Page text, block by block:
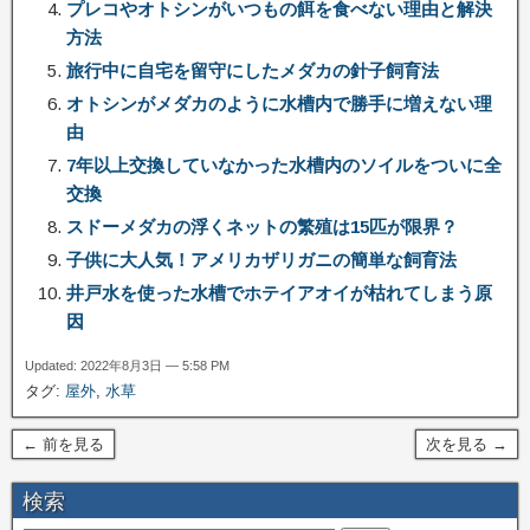
プレコやオトシンがいつもの餌を食べない理由と解決
方法
旅行中に自宅を留守にしたメダカの針子飼育法
オトシンがメダカのように水槽内で勝手に増えない理
由
7年以上交換していなかった水槽内のソイルをついに全
交換
スドーメダカの浮くネットの繁殖は15匹が限界？
子供に大人気！アメリカザリガニの簡単な飼育法
井戸水を使った水槽でホテイアオイが枯れてしまう原
因
Updated: 2022年8月3日 — 5:58 PM
タグ: 屋外, 水草
← 前を見る 次を見る →
検索